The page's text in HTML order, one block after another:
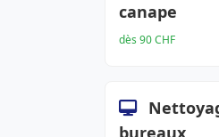
canape
dès 90 CHF
bureaux